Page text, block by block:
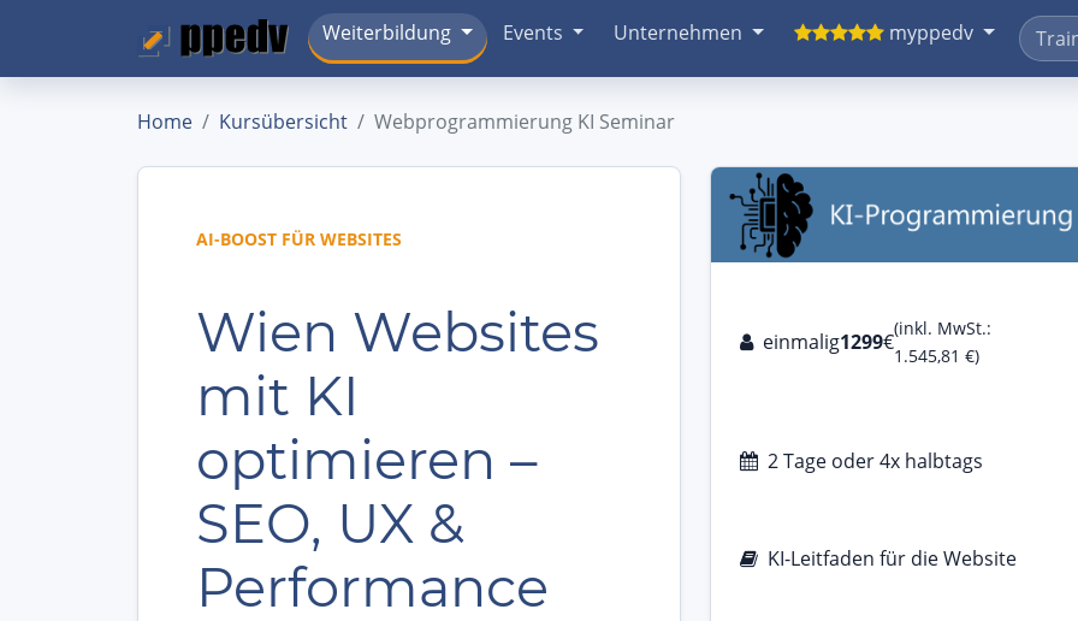
Weiterbildung Events Unternehmen myppedv
Home Kursübersicht Webprogrammierung KI Seminar
AI-BOOST FÜR WEBSITES
Wien Websites
mit KI
optimieren –
SEO, UX &
Performance
einmalig1299€
(inkl. MwSt.:
1.545,81 €)
2 Tage oder 4x halbtags
KI-Leitfaden für die Website